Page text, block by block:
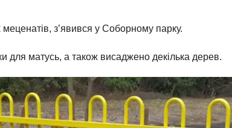
з’явився у Соборному парку.
для матусь, а також висаджено декілька дерев.